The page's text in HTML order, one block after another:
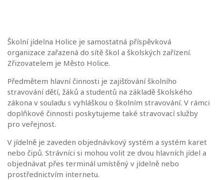
Školní jídelna Holice je samostatná příspěvková
organizace zařazená do sítě škol a školských zařízení.
Zřizovatelem je Město Holice.
Předmětem hlavní činnosti je zajišťování školního
stravování dětí, žáků a studentů na základě školského
zákona v souladu s vyhláškou o školním stravování. V rámci
doplňkové činnosti poskytujeme také stravovací služby
pro veřejnost.
V jídelně je zaveden objednávkový systém a systém karet
nebo čipů. Strávníci si mohou volit ze dvou hlavních jídel a
objednávat přes terminál umístěný v jídelně nebo
prostřednictvím internetu.